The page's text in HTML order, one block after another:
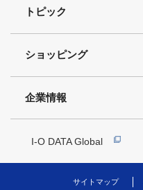
トピック
ショッピング
企業情報
I-O DATA Global
サイトマップ